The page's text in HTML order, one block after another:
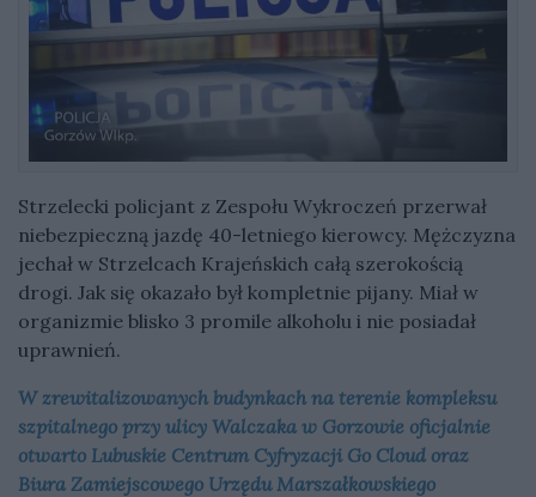
Strzelecki policjant z Zespołu Wykroczeń przerwał
niebezpieczną jazdę 40-letniego kierowcy. Mężczyzna
jechał w Strzelcach Krajeńskich całą szerokością
drogi. Jak się okazało był kompletnie pijany. Miał w
organizmie blisko 3 promile alkoholu i nie posiadał
uprawnień.
W zrewitalizowanych budynkach na terenie kompleksu
szpitalnego przy ulicy Walczaka w Gorzowie oficjalnie
otwarto Lubuskie Centrum Cyfryzacji Go Cloud oraz
Biura Zamiejscowego Urzędu Marszałkowskiego